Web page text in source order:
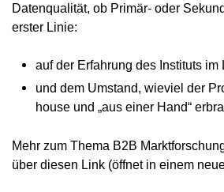
Datenqualität, ob Primär- oder
erster Linie:
auf der Erfahrung des Instituts im
und dem Umstand, wieviel der
house und „aus einer Hand“
Mehr zum Thema B2B
über diesen Link (öffnet in einem